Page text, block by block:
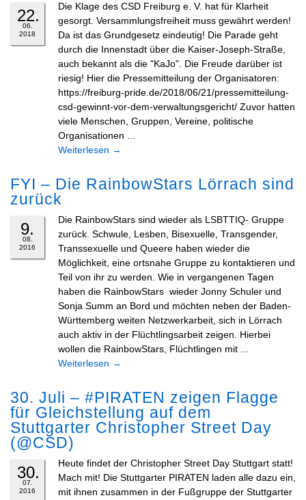
22.
06.
2018
Die Klage des CSD Freiburg e. V. hat für Klarheit
gesorgt. Versammlungsfreiheit muss gewährt werden!
Da ist das Grundgesetz eindeutig! Die Parade geht
durch die Innenstadt über die Kaiser-Joseph-Straße,
auch bekannt als die "KaJo". Die Freude darüber ist
riesig! Hier die Pressemitteilung der Organisatoren:
https://freiburg-pride.de/2018/06/21/pressemitteilung-
csd-gewinnt-vor-dem-verwaltungsgericht/ Zuvor hatten
viele Menschen, Gruppen, Vereine, politische
Organisationen ...
Weiterlesen →
FYI – Die RainbowStars Lörrach sind
zurück
9.
08.
2016
Die RainbowStars sind wieder als LSBTTIQ- Gruppe
zurück. Schwule, Lesben, Bisexuelle, Transgender,
Transsexuelle und Queere haben wieder die
Möglichkeit, eine ortsnahe Gruppe zu kontaktieren und
Teil von ihr zu werden. Wie in vergangenen Tagen
haben die RainbowStars wieder Jonny Schuler und
Sonja Summ an Bord und möchten neben der Baden-
Württemberg weiten Netzwerkarbeit, sich in Lörrach
auch aktiv in der Flüchtlingsarbeit zeigen. Hierbei
wollen die RainbowStars, Flüchtlingen mit ...
Weiterlesen →
30. Juli – #PIRATEN zeigen Flagge
für Gleichstellung auf dem
Stuttgarter Christopher Street Day
(@CSD)
30.
07.
2016
Heute findet der Christopher Street Day Stuttgart statt!
Mach mit! Die Stuttgarter PIRATEN laden alle dazu ein,
mit ihnen zusammen in der Fußgruppe der Stuttgarter